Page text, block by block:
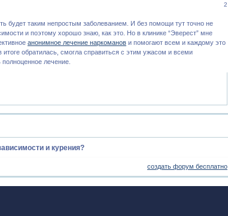
2
будет таким непростым заболеванием. И без помощи тут точно не
и поэтому хорошо знаю, как это. Но в клинике “Эверест” мне
анонимное лечение наркоманов и помогают всем и каждому это
обратилась, смогла справиться с этим ужасом и всеми
лечение.
и курения?
создать форум бесплатно